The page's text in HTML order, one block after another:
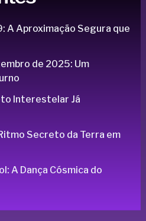
A Aproximação Segura que
de 2025: Um
Interestelar Já
Secreto da Terra em
A Dança Cósmica do